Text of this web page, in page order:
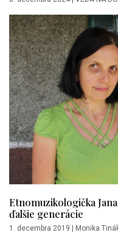
Etnomuzikologička
ďalšie generácie
1. decembra 2019 Monika